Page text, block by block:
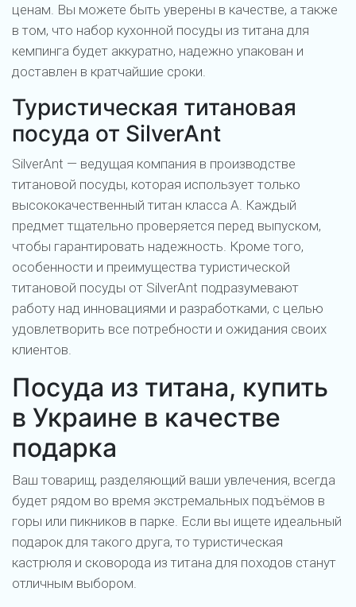
ценам. Вы можете быть уверены в качестве, а также
в том, что набор кухонной посуды из титана для
кемпинга будет аккуратно, надежно упакован и
доставлен в кратчайшие сроки.
Туристическая титановая
посуда от SilverAnt
SilverAnt — ведущая компания в производстве
титановой посуды, которая использует только
высококачественный титан класса А. Каждый
предмет тщательно проверяется перед выпуском,
чтобы гарантировать надежность. Кроме того,
особенности и преимущества туристической
титановой посуды от SilverAnt подразумевают
работу над инновациями и разработками, с целью
удовлетворить все потребности и ожидания своих
клиентов.
Посуда из титана, купить
в Украине в качестве
подарка
Ваш товарищ, разделяющий ваши увлечения, всегда
будет рядом во время экстремальных подъёмов в
горы или пикников в парке. Если вы ищете идеальный
подарок для такого друга, то туристическая
кастрюля и сковорода из титана для походов станут
отличным выбором.